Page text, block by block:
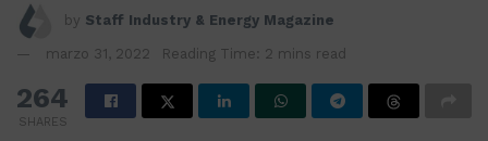
by Staff Industry & Energy Magazine
marzo 31, 2022 Reading Time: 2 mins read
264
SHARES